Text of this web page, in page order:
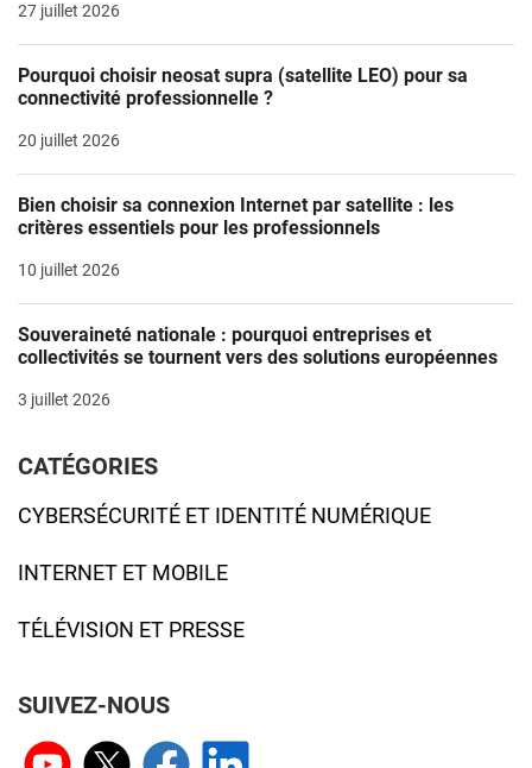
27 juillet 2026
Pourquoi choisir neosat supra (satellite LEO) pour sa
connectivité professionnelle ?
20 juillet 2026
Bien choisir sa connexion Internet par satellite : les
critères essentiels pour les professionnels
10 juillet 2026
Souveraineté nationale : pourquoi entreprises et
collectivités se tournent vers des solutions européennes
3 juillet 2026
CATÉGORIES
CYBERSÉCURITÉ ET IDENTITÉ NUMÉRIQUE
INTERNET ET MOBILE
TÉLÉVISION ET PRESSE
SUIVEZ-NOUS